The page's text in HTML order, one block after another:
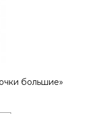
большие»